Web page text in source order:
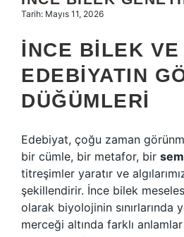
Tarih: Mayıs 11, 2026
İNCE BILEK VE
EDEBIYATIN
DÜĞÜMLERI
Edebiyat, çoğu zaman
bir cümle, bir metafor, bir
titreşimler yaratır ve
şekillendirir. İnce bilek
olarak biyolojinin sınırlarında
merceği altında farklı